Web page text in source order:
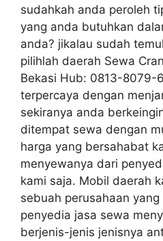
sudahkah anda peroleh
yang anda butuhkan
anda? jikalau sudah
pilihlah daerah Sewa
Bekasi Hub: 0813-8079-
terpercaya dengan
sekiranya anda
ditempat sewa dengan
harga yang bersahabat
menyewanya dari
kami saja. Mobil daerah
sebuah perusahaan
penyedia jasa sewa
berjenis-jenis jenisnya